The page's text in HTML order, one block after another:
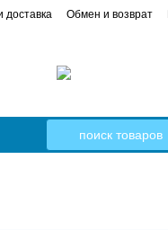
доставка Обмен и возврат